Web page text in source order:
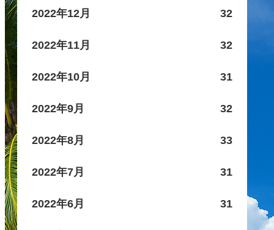
2022年12月 32
2022年11月 32
2022年10月 31
2022年9月 32
2022年8月 33
2022年7月 31
2022年6月 31